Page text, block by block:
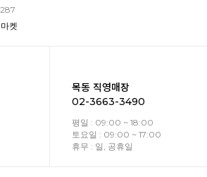
켓
목동 직영매장
02-3663-3490
평일 : 09:00 ~ 18:00
토요일 : 09:00 ~ 17:00
휴무 : 일, 공휴일